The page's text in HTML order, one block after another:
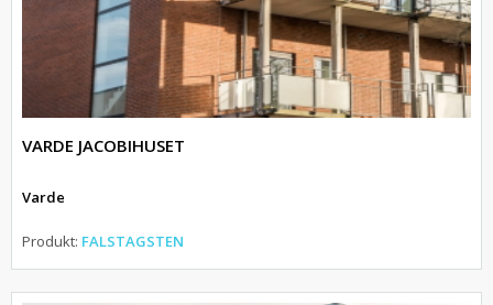
VARDE JACOBIHUSET
Varde
Produkt: FALSTAGSTEN